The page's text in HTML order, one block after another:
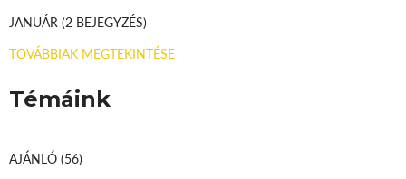
JANUÁR (2 BEJEGYZÉS)
TOVÁBBIAK MEGTEKINTÉSE
Témáink
AJÁNLÓ (56)